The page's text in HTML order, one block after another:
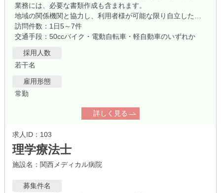
業務には、必要な書類作成も含まれます。
地域の関係機関と協力し、利用者様が可能な限り自立した日常生活を送れるよう生活機能の向上を支援します。
訪問件数：1日5～7件
交通手段：50ccバイク・電動自転車・軽自動車のいずれか
採用人数
若干名
雇用形態
常勤
詳しく見る
求人ID：103
理学療法士
施設名：関西メディカル病院
募集件名